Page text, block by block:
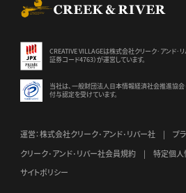
CREATIVE VILLAGEは株式会社クリーク･アンド･
証券コード4763）が運営しています。
当社は、一般財団法人日本情報経済社会推進協会
付与認定を受けています。
運営：株式会社クリーク･アンド･リバー社
プ
クリーク･アンド･リバー社会員規約
特定個
サイトポリシー